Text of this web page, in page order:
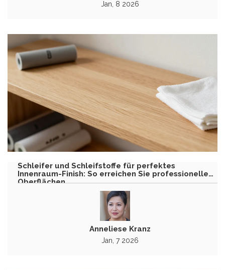
Jan, 8 2026
Schleifer und Schleifstoffe für perfektes
Innenraum-Finish: So erreichen Sie professionelle
Oberflächen
Anneliese Kranz
Jan, 7 2026